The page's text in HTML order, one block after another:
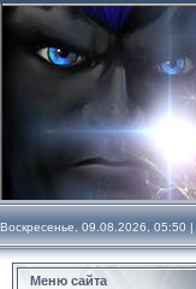
Воскресенье, 09.08.2026, 05:50 |
Меню сайта